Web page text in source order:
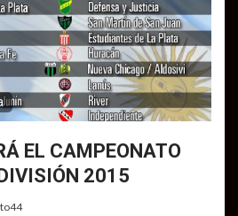
EL CAMPEONATO
2015